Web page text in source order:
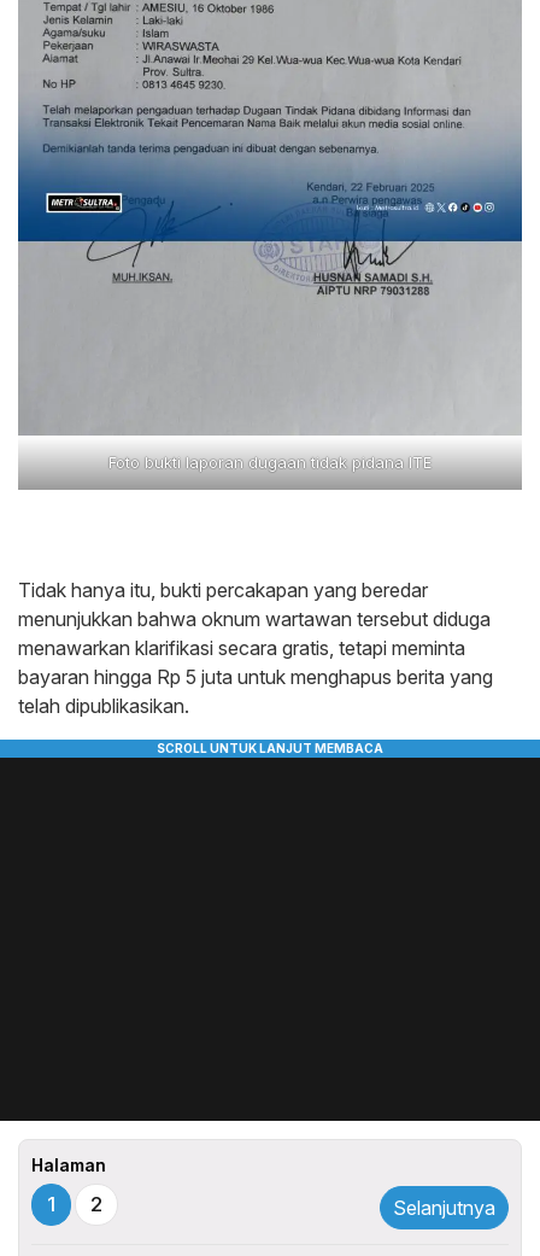
Foto bukti laporan dugaan tidak pidana ITE
Tidak hanya itu, bukti percakapan yang beredar
menunjukkan bahwa oknum wartawan tersebut diduga
menawarkan klarifikasi secara gratis, tetapi meminta
bayaran hingga Rp 5 juta untuk menghapus berita yang
telah dipublikasikan.
Halaman
1 2 Selanjutnya